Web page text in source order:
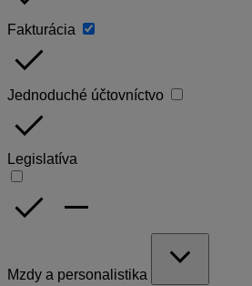
Fakturácia
done
Jednoduché účtovníctvo
done
Legislatíva
done remove
Mzdy a personalistika
expand_more